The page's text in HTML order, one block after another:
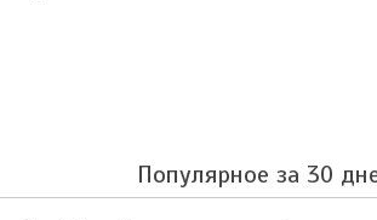
Популярное за 30